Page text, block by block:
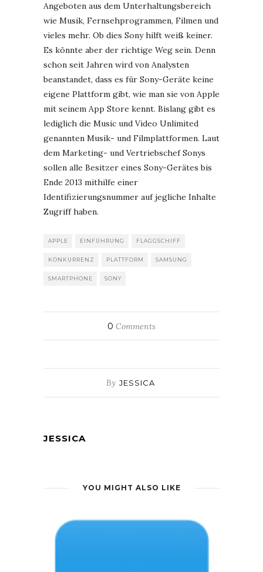
Angeboten aus dem Unterhaltungsbereich
wie Musik, Fernsehprogrammen, Filmen und
vieles mehr. Ob dies Sony hilft weiß keiner.
Es könnte aber der richtige Weg sein. Denn
schon seit Jahren wird von Analysten
beanstandet, dass es für Sony-Geräte keine
eigene Plattform gibt, wie man sie von Apple
mit seinem App Store kennt. Bislang gibt es
lediglich die Music und Video Unlimited
genannten Musik- und Filmplattformen. Laut
dem Marketing- und Vertriebschef Sonys
sollen alle Besitzer eines Sony-Gerätes bis
Ende 2013 mithilfe einer
Identifizierungsnummer auf jegliche Inhalte
Zugriff haben.
APPLE EINFÜHRUNG FLAGGSCHIFF
KONKURRENZ PLATTFORM SAMSUNG
SMARTPHONE SONY
0 Comments
By JESSICA
JESSICA
YOU MIGHT ALSO LIKE